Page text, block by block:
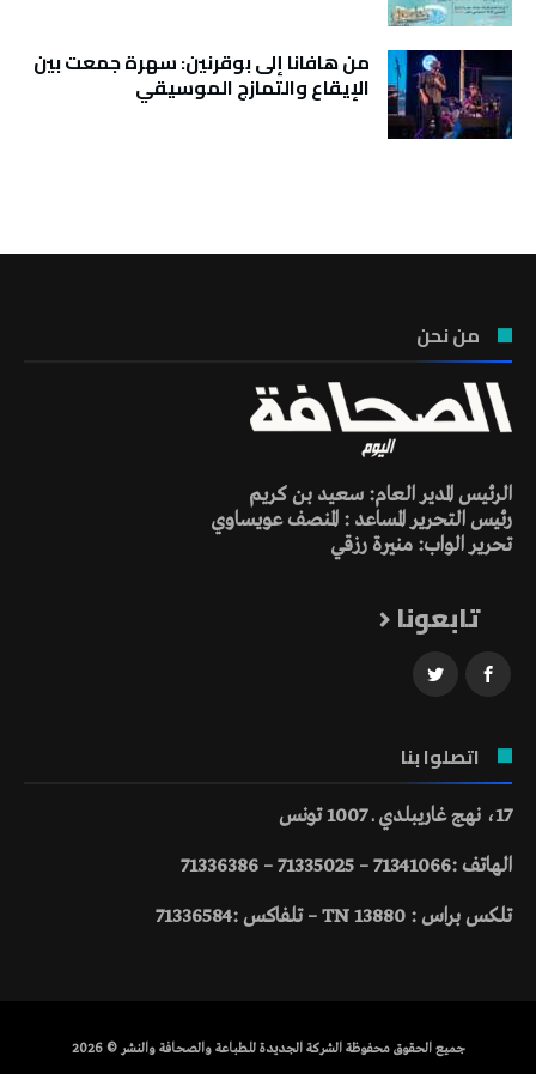
من هافانا إلى بوقرنين: سهرة جمعت بين
الإيقاع والتمازج الموسيقي
من نحن
الرئيس المدير العام: سعيد بن كريم
رئيس التحرير المساعد : المنصف عويساوي
تحرير الواب: منيرة رزقي
تابعونا
اتصلوا بنا
17، نهج غاريبلدي ـ 1007 تونس
الهاتف :71341066 – 71335025 – 71336386
تلكس براس : 13880 TN – تلفاكس :71336584
جميع الحقوق محفوظة الشركة الجديدة للطباعة والصحافة والنشر © 2026